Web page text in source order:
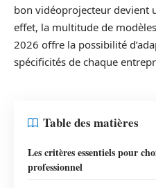
bon vidéoprojecteur devient
effet, la multitude de
2026 offre la possibilité
spécificités de chaque
Table des matières
Les critères essentiels pour
professionnel